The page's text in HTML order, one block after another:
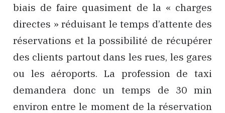
biais de faire quasiment de la « charges
directes » réduisant le temps d’attente des
réservations et la possibilité de récupérer
des clients partout dans les rues, les gares
ou les aéroports. La profession de taxi
demandera donc un temps de 30 min
environ entre le moment de la réservation